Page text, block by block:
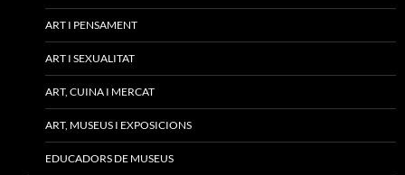
ART I PENSAMENT
ART I SEXUALITAT
ART, CUINA I MERCAT
ART, MUSEUS I EXPOSICIONS
EDUCADORS DE MUSEUS